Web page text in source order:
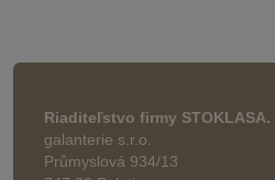
Riaditeľstvo firmy STOKLASA.
galanterie s.r.o.
Průmyslová 934/13